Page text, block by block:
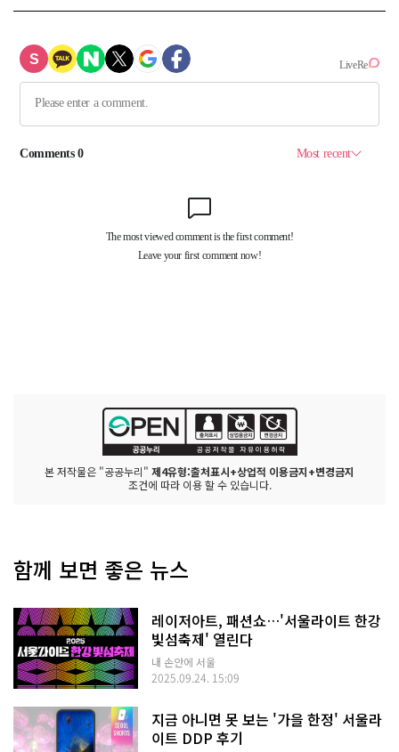
본 저작물은 "공공누리" 제4유형:출처표시+상업적 이용금지+변경금지
조건에 따라 이용 할 수 있습니다.
함께 보면 좋은 뉴스
레이저아트, 패션쇼…'서울라이트 한강
빛섬축제' 열린다
내 손안에 서울
2025.09.24. 15:09
지금 아니면 못 보는 '가을 한정' 서울라
이트 DDP 후기